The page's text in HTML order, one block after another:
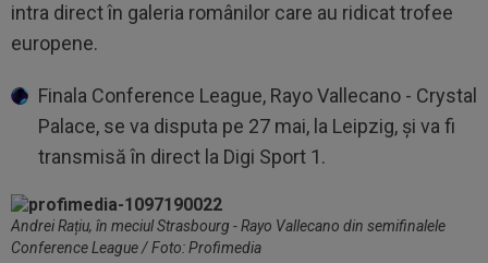
intra direct în galeria românilor care au ridicat trofee
europene.
Finala Conference League, Rayo Vallecano - Crystal
Palace, se va disputa pe 27 mai, la Leipzig, și va fi
transmisă în direct la Digi Sport 1.
Andrei Rațiu, în meciul Strasbourg - Rayo Vallecano din semifinalele
Conference League / Foto: Profimedia